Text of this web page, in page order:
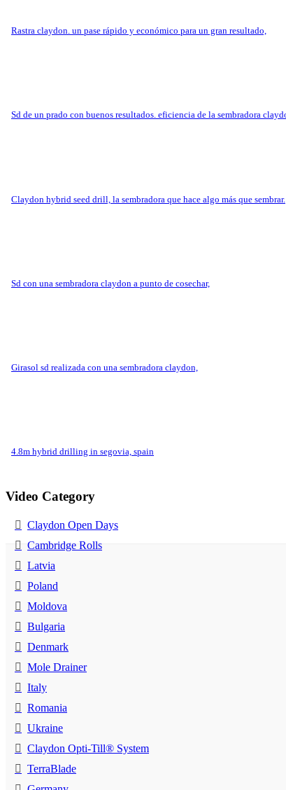
rastra claydon. un pase rápido y económico para un gran resultado,
sd de un prado con buenos resultados. eficiencia de la sembradora
claydon hybrid seed drill, la sembradora que hace algo más que sembrar.
sd con una sembradora claydon a punto de cosechar,
girasol sd realizada con una sembradora claydon,
4.8m hybrid drilling in segovia, spain
Video Category
Claydon Open Days
Cambridge Rolls
Latvia
Poland
Moldova
Bulgaria
Denmark
Mole Drainer
Italy
Romania
Ukraine
Claydon Opti-Till® System
TerraBlade